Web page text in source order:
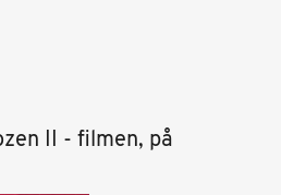
II - filmen, på